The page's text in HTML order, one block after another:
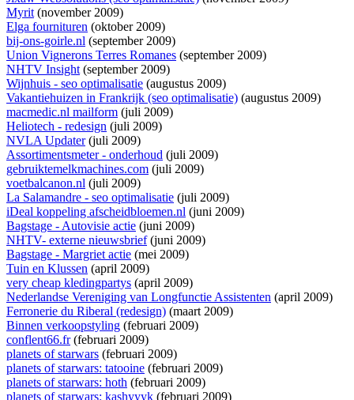
Myrit(november 2009)
Elga fournituren (oktober 2009)
bij-ons-goirle.nl (september 2009)
Union Vignerons Terres Romanes (september 2009)
NHTV Insight(september 2009)
Wijnhuis - seo optimalisatie (augustus 2009)
Vakantiehuizen in Frankrijk (seo optimalisatie) (augustus 2009)
macmedic.nl mailform (juli 2009)
Heliotech - redesign (juli 2009)
NVLA Updater(juli 2009)
Assortimentsmeter - onderhoud (juli 2009)
gebruiktemelkmachines.com (juli 2009)
voetbalcanon.nl (juli 2009)
La Salamandre - seo optimalisatie (juli 2009)
iDeal koppeling afscheidbloemen.nl (juni 2009)
Bagstage - Autovisie actie (juni 2009)
NHTV- externe nieuwsbrief(juni 2009)
Bagstage - Margriet actie (mei 2009)
Tuin en Klussen (april 2009)
very cheap kledingpartys (april 2009)
Nederlandse Vereniging van Longfunctie Assistenten (april 2009)
Ferronerie du Riberal (redesign) (maart 2009)
Binnen verkoopstyling (februari 2009)
conflent66.fr(februari 2009)
planets of starwars (februari 2009)
planets of starwars: tatooine (februari 2009)
planets of starwars: hoth (februari 2009)
planets of starwars: kashyyyk (februari 2009)